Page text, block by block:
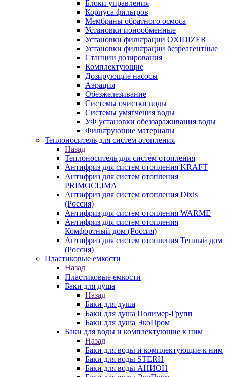
Блоки управления
Корпуса фильтров
Мембраны обратного осмоса
Установки ионообменные
Установки фильтрации OXIDIZER
Установки фильтрации безреагентные
Станции дозирования
Комплектующие
Дозирующие насосы
Аэрация
Обезжелезивание
Системы очистки воды
Системы умягчения воды
УФ установки обеззараживания воды
Фильтрующие материалы
Теплоноситель для систем отопления
Назад
Теплоноситель для систем отопления
Антифриз для систем отопления KRAFT
Антифриз для систем отопления
PRIMOCLIMA
Антифриз для систем отопления Dixis
(Россия)
Антифриз для систем отопления WARME
Антифриз для систем отопления
Комфортный дом (Россия)
Антифриз для систем отопления Теплый дом
(Россия)
Пластиковые емкости
Назад
Пластиковые емкости
Баки для душа
Назад
Баки для душа
Баки для душа Полимер-Групп
Баки для душа ЭкоПром
Баки для воды и комплектующие к ним
Назад
Баки для воды и комплектующие к ним
Баки для воды STERH
Баки для воды АНИОН